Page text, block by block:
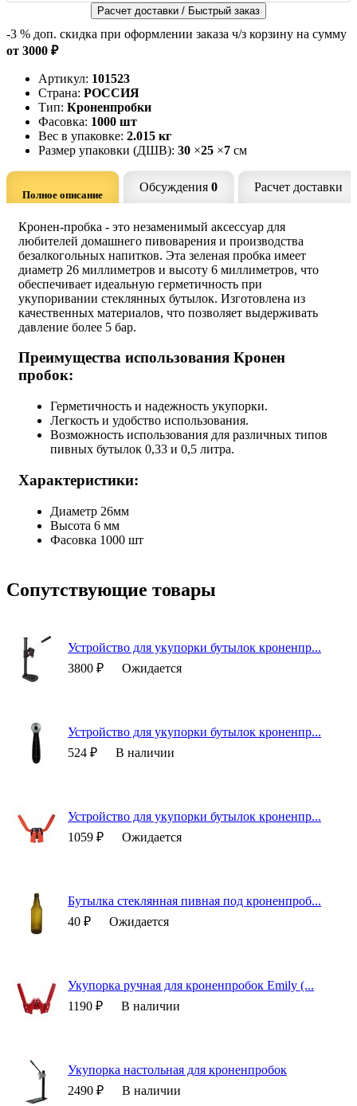
Расчет доставки / Быстрый заказ
-3 % доп. скидка при оформлении заказа ч/з корзину на сумму
от 3000 ₽
Артикул: 101523
Страна: РОССИЯ
Тип: Кроненпробки
Фасовка: 1000 шт
Вес в упаковке: 2.015 кг
Размер упаковки (ДШВ): 30 ×25 ×7 см
Полное описание
Обсуждения 0 Расчет доставки
Кронен-пробка - это незаменимый аксессуар для
любителей домашнего пивоварения и производства
безалкогольных напитков. Эта зеленая пробка имеет
диаметр 26 миллиметров и высоту 6 миллиметров, что
обеспечивает идеальную герметичность при
укупоривании стеклянных бутылок. Изготовлена из
качественных материалов, что позволяет выдерживать
давление более 5 бар.
Преимущества использования Кронен
пробок:
Герметичность и надежность укупорки.
Легкость и удобство использования.
Возможность использования для различных типов
пивных бутылок 0,33 и 0,5 литра.
Характеристики:
Диаметр 26мм
Высота 6 мм
Фасовка 1000 шт
Сопутствующие товары
Устройство для укупорки бутылок кроненпр...
3800 ₽
Ожидается
Устройство для укупорки бутылок кроненпр...
524 ₽
В наличии
Устройство для укупорки бутылок кроненпр...
1059 ₽
Ожидается
Бутылка стеклянная пивная под кроненпроб...
40 ₽
Ожидается
Укупорка ручная для кроненпробок Emily (...
1190 ₽
В наличии
Укупорка настольная для кроненпробок
2490 ₽
В наличии